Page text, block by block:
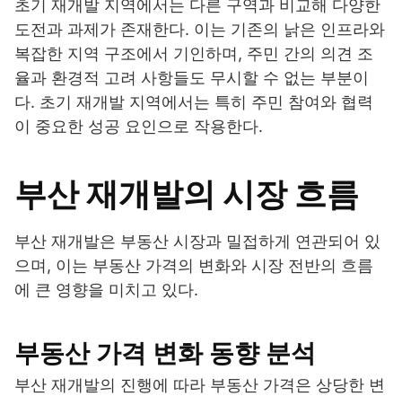
초기 재개발 지역에서는 다른 구역과 비교해 다양한
도전과 과제가 존재한다. 이는 기존의 낡은 인프라와
복잡한 지역 구조에서 기인하며, 주민 간의 의견 조
율과 환경적 고려 사항들도 무시할 수 없는 부분이
다. 초기 재개발 지역에서는 특히 주민 참여와 협력
이 중요한 성공 요인으로 작용한다.
부산 재개발의 시장 흐름
부산 재개발은 부동산 시장과 밀접하게 연관되어 있
으며, 이는 부동산 가격의 변화와 시장 전반의 흐름
에 큰 영향을 미치고 있다.
부동산 가격 변화 동향 분석
부산 재개발의 진행에 따라 부동산 가격은 상당한 변